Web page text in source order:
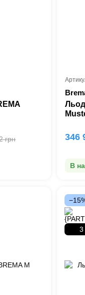
грн 346
В
3